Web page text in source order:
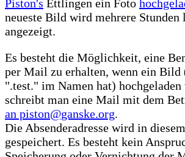
Piston's Ettlingen ein Foto
neueste Bild wird mehrere Stunden
angezeigt.
Es besteht die Möglichkeit, eine
per Mail zu erhalten, wenn ein Bild
".test." im Namen hat)
schreibt man eine Mail mit dem
an piston@ganske.org.
Die Absenderadresse wird in
gespeichert. Es besteht kein